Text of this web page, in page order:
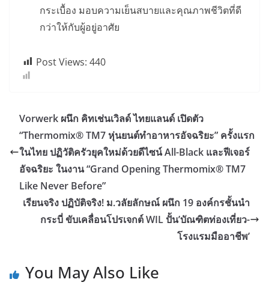
กระเบื้อง มอบความเย็นสบายและคุณภาพชีวิตที่ดี
กว่าให้กับผู้อยู่อาศัย
Post Views: 440
Vorwerk ผนึก คิทเช่นเวิลด์ ไทยแลนด์ เปิดตัว
“Thermomix® TM7 หุ่นยนต์ทำอาหารอัจฉริยะ” ครั้งแรก
ในไทย ปฏิวัติครัวยุคใหม่ด้วยดีไซน์ All-Black และฟีเจอร์
อัจฉริยะ ในงาน “Grand Opening Thermomix® TM7
Like Never Before”
เรียนจริง ปฏิบัติจริง! ม.วลัยลักษณ์ ผนึก 19 องค์กรชั้นนำ
กระบี่ ขับเคลื่อนโปรเจกต์ WIL ปั้น’บัณฑิตท่องเที่ยว-
โรงแรมมืออาชีพ’
You May Also Like